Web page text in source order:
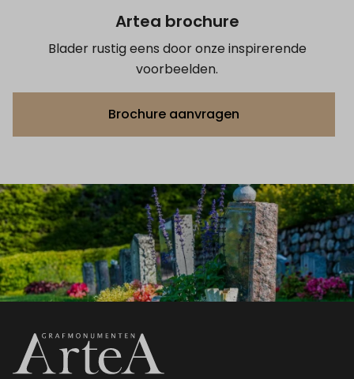
Artea brochure
Blader rustig eens door onze inspirerende
voorbeelden.
Brochure aanvragen